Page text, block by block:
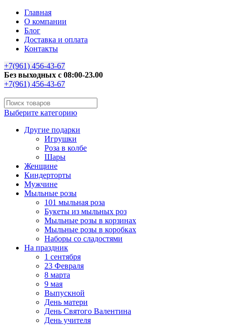
Главная
О компании
Блог
Доставка и оплата
Контакты
+7(961) 456-43-67
Без выходных с 08:00-23.00
+7(961) 456-43-67
Выберите категорию
Другие подарки
Игрушки
Роза в колбе
Шары
Женщине
Киндерторты
Мужчине
Мыльные розы
101 мыльная роза
Букеты из мыльных роз
Мыльные розы в корзинах
Мыльные розы в коробках
Наборы со сладостями
На праздник
1 сентября
23 Февраля
8 марта
9 мая
Выпускной
День матери
День Святого Валентина
День учителя